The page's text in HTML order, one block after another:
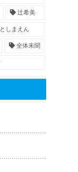
辻希美
としまえん
全体未聞